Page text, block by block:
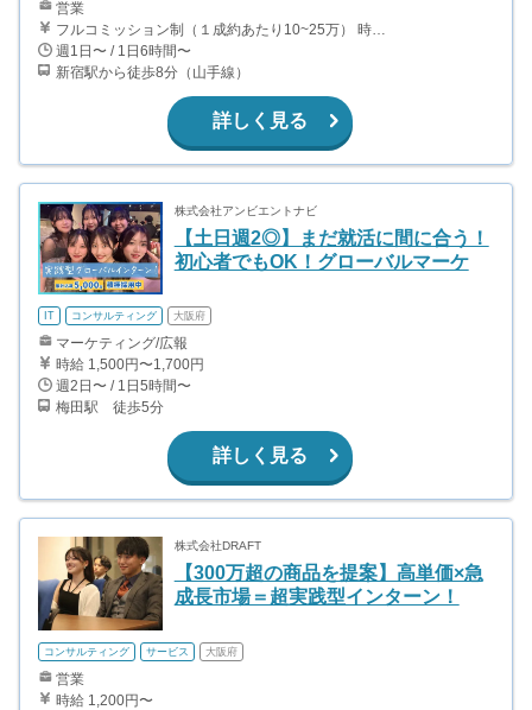
営業
フルコミッション制（１成約あたり10~25万） 時給換算で（2000円〜2500円）程度が目安となります。 月100万を稼ぐ学生多数在籍しています。 ■収入例 〇入社1か月目（早稲田大学2年生） 役職：アポインター 月間1契約×10万円＝10万円 ＋交通費 〇入社3か月目（明治大学2年生） 役職：アポインター 月間2契約×13万円＝26万円 ＋交通費 〇入社6か月目（慶應義塾大学3年生） 役職：アポインター 月間5契約×15万円＝75万円 ＋交通費 〇入社15か月目（東京大学3年生） 役職：クローザー 月間3契約×25万=75万円 ＋交通費 交通費支給あり
週1日〜 / 1日6時間〜
新宿駅から徒歩8分（山手線）
詳しく見る
株式会社アンビエントナビ
【土日週2◎】まだ就活に間に合う！
初心者でもOK！グローバルマーケ
IT コンサルティング 大阪府
マーケティング/広報
時給 1,500円〜1,700円
週2日〜 / 1日5時間〜
梅田駅 徒歩5分
詳しく見る
株式会社DRAFT
【300万超の商品を提案】高単価×急
成長市場＝超実践型インターン！
コンサルティング サービス 大阪府
営業
時給 1,200円〜